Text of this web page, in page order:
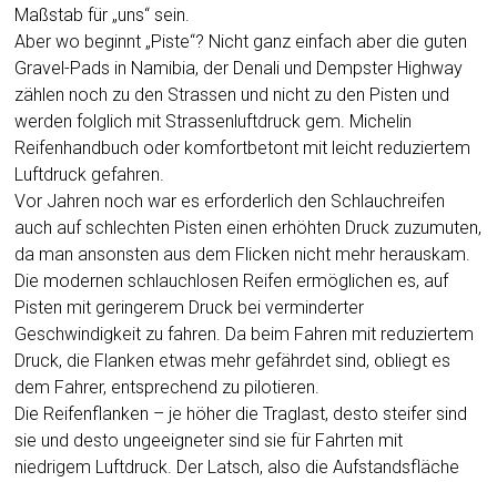
Maßstab für „uns“ sein.
Aber wo beginnt „Piste“? Nicht ganz einfach aber die guten
Gravel-Pads in Namibia, der Denali und Dempster Highway
zählen noch zu den Strassen und nicht zu den Pisten und
werden folglich mit Strassenluftdruck gem. Michelin
Reifenhandbuch oder komfortbetont mit leicht reduziertem
Luftdruck gefahren.
Vor Jahren noch war es erforderlich den Schlauchreifen
auch auf schlechten Pisten einen erhöhten Druck zuzumuten,
da man ansonsten aus dem Flicken nicht mehr herauskam.
Die modernen schlauchlosen Reifen ermöglichen es, auf
Pisten mit geringerem Druck bei verminderter
Geschwindigkeit zu fahren. Da beim Fahren mit reduziertem
Druck, die Flanken etwas mehr gefährdet sind, obliegt es
dem Fahrer, entsprechend zu pilotieren.
Die Reifenflanken – je höher die Traglast, desto steifer sind
sie und desto ungeeigneter sind sie für Fahrten mit
niedrigem Luftdruck. Der Latsch, also die Aufstandsfläche